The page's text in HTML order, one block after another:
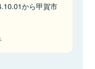
から甲賀市